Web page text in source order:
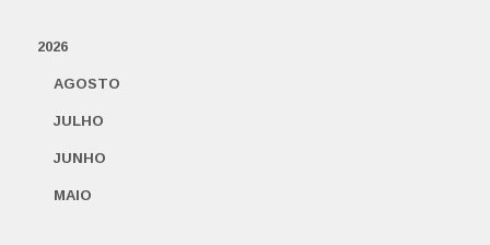
2026
AGOSTO
JULHO
JUNHO
MAIO